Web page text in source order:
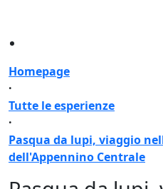
Homepage
·
Tutte le esperienze
·
Pasqua da lupi, viaggio
dell'Appennino Centrale